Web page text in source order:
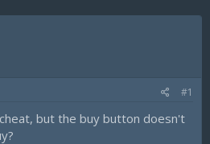
#1
but the buy button doesn't